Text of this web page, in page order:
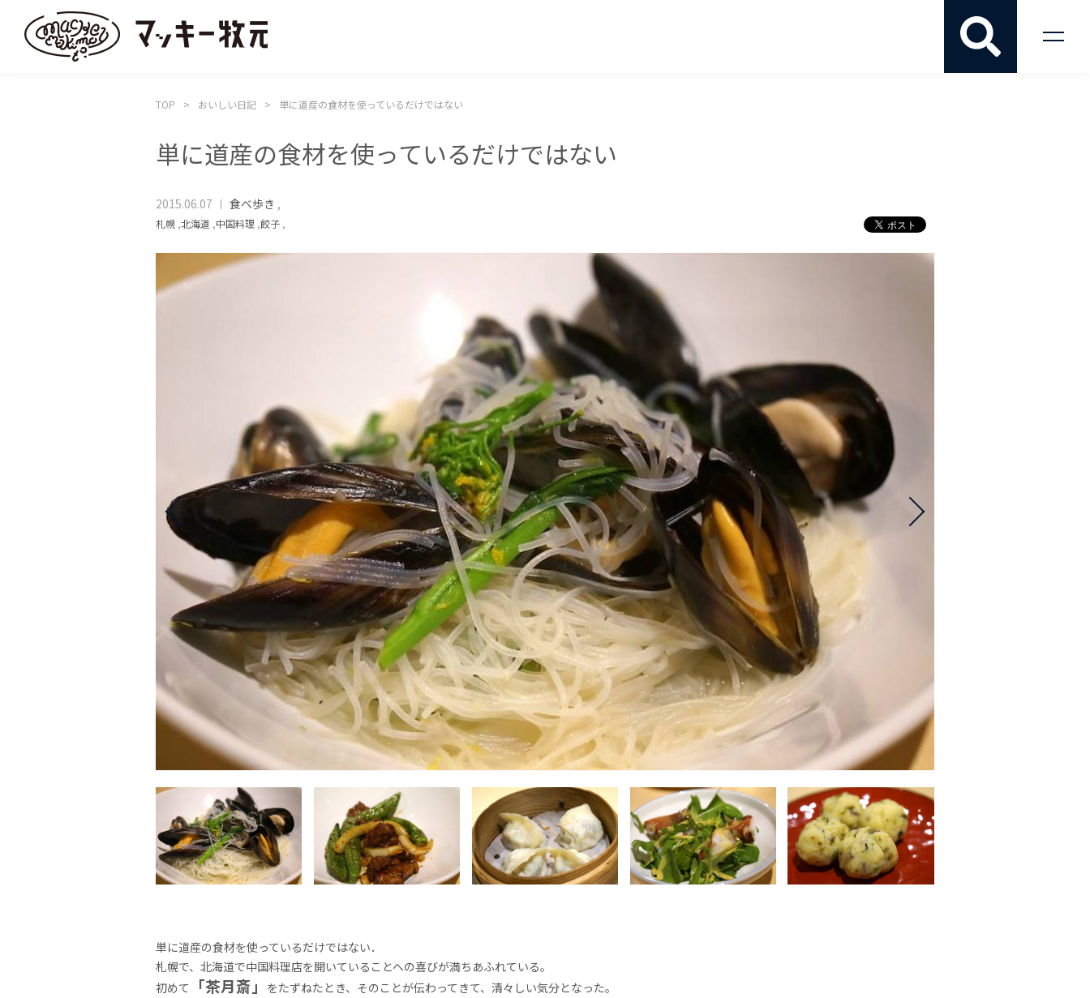
TOP おいしい日記 単に道産の食材を使っているだけではない
単に道産の食材を使っているだけではない
2015.06.07 食べ歩き ,
札幌 ,北海道 ,中国料理 ,餃子 ,
単に道産の食材を使っているだけではない．
札幌で、北海道で中国料理店を開いていることへの喜びが満ちあふれている。
初めて
「茶月斎」
をたずねたとき、そのことが伝わってきて、清々しい気分となった。